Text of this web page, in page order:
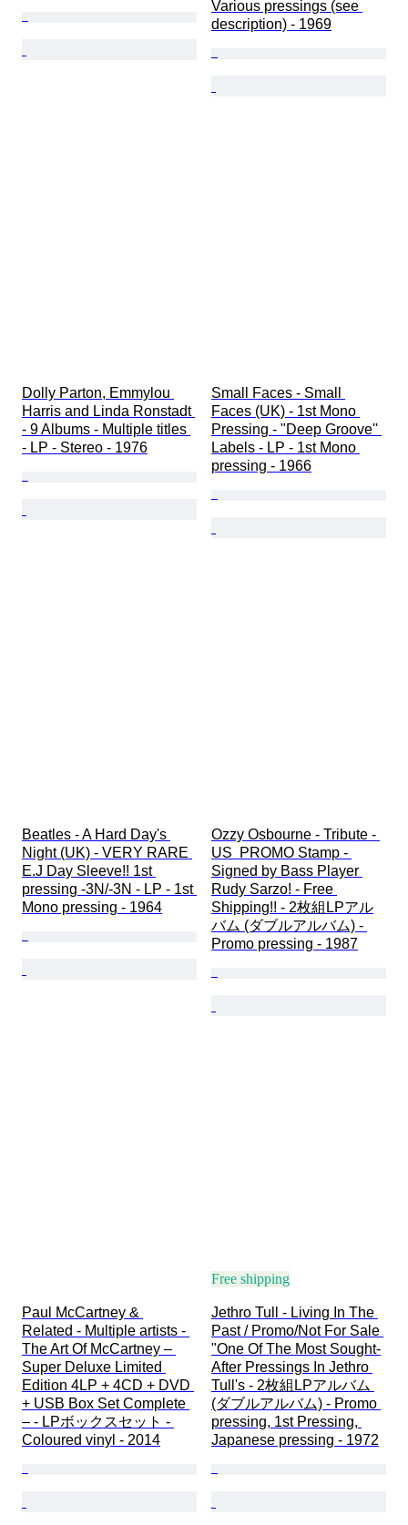
Various pressings (see
description) - 1969
Dolly Parton, Emmylou
Harris and Linda Ronstadt
- 9 Albums - Multiple titles
- LP - Stereo - 1976
Small Faces - Small
Faces (UK) - 1st Mono
Pressing - "Deep Groove''
Labels - LP - 1st Mono
pressing - 1966
Beatles - A Hard Day's
Night (UK) - VERY RARE
E.J Day Sleeve!! 1st
pressing -3N/-3N - LP - 1st
Mono pressing - 1964
Ozzy Osbourne - Tribute -
US  PROMO Stamp -
Signed by Bass Player
Rudy Sarzo! - Free
Shipping!! - 2枚組LPアル
バム (ダブルアルバム) -
Promo pressing - 1987
Paul McCartney &
Related - Multiple artists -
The Art Of McCartney –
Super Deluxe Limited
Edition 4LP + 4CD + DVD
+ USB Box Set Complete
– - LPボックスセット -
Coloured vinyl - 2014
Free shipping
Jethro Tull - Living In The
Past / Promo/Not For Sale
"One Of The Most Sought-
After Pressings In Jethro
Tull's - 2枚組LPアルバム
(ダブルアルバム) - Promo
pressing, 1st Pressing,
Japanese pressing - 1972